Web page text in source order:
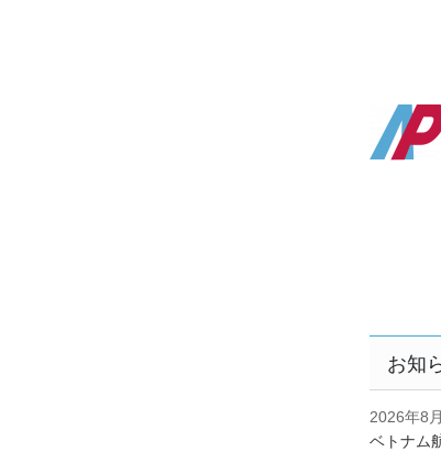
お知
2026年8
ベトナム